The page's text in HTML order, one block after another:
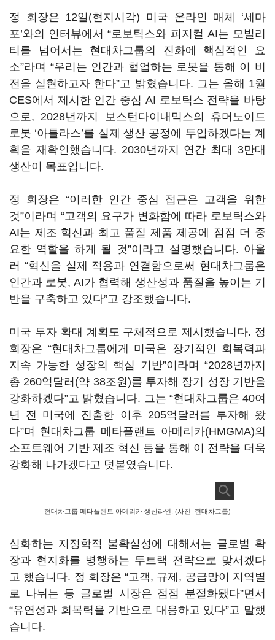
정 회장은 12일(현지시각) 미국 온라인 매체 ‘세마
포’와의 인터뷰에서 “로보틱스와 피지컬 AI는 모빌리
티를 넘어서는 현대차그룹의 진화에 핵심적인 요
소”라며 “우리는 인간과 협업하는 로봇을 통해 이 비
전을 실현하고자 한다”고 밝혔습니다. 그는 올해 1월
CES에서 제시한 인간 중심 AI 로보틱스 전략을 바탕
으로, 2028년까지 보스턴다이내믹스의 휴머노이드
로봇 ‘아틀라스’를 실제 생산 공정에 투입하겠다는 계
획을 재확인했습니다. 2030년까지 연간 최대 3만대
생산이 목표입니다.
정 회장은 “이러한 인간 중심 접근은 고객을 위한
것”이라며 “고객의 요구가 변화함에 따라 로보틱스와
AI는 제조 혁신과 최고 품질 제품 제공에 점점 더 중
요한 역할을 하게 될 것”이라고 설명했습니다. 아울
러 “혁신을 실제 적용과 연결함으로써 현대차그룹은
인간과 로봇, AI가 협력해 생산성과 품질을 높이는 기
반을 구축하고 있다”고 강조했습니다.
미국 투자 확대 계획도 구체적으로 제시했습니다. 정
회장은 “현대차그룹에게 미국은 장기적인 회복력과
지속 가능한 성장의 핵심 기반”이라며 “2028년까지
총 260억달러(약 38조원)를 투자해 장기 성장 기반을
강화하겠다”고 밝혔습니다. 그는 “현대차그룹은 40여
년 전 미국에 진출한 이후 205억달러를 투자해 왔
다”며 현대차그룹 메타플랜트 아메리카(HMGMA)의
소프트웨어 기반 제조 혁신 등을 통해 이 전략을 더욱
강화해 나가겠다고 덧붙였습니다.
현대차그룹 메타플랜트 아메리카 생산라인. (사진=현대차그룹)
심화하는 지정학적 불확실성에 대해서는 글로벌 확
장과 현지화를 병행하는 투트랙 전략으로 맞서겠다
고 했습니다. 정 회장은 “고객, 규제, 공급망이 지역별
로 나뉘는 등 글로벌 시장은 점점 분절화됐다”면서
“유연성과 회복력을 기반으로 대응하고 있다”고 말했
습니다.